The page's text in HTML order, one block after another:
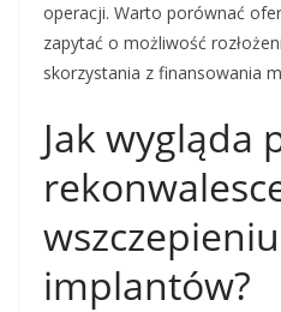
operacji. Warto porównać
zapytać o możliwość
skorzystania z finansowania
Jak wygląda
wszczepieniu
implantów?